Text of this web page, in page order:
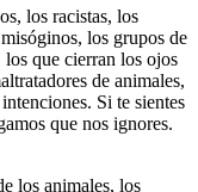
los racistas, los
los grupos de
que cierran los ojos
de animales,
Si te sientes
que nos ignores.
los animales, los